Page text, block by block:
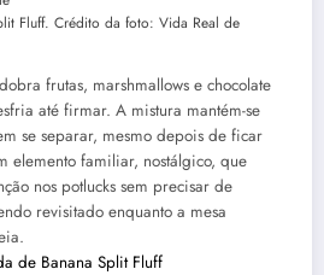
Fluff. Crédito da foto: Vida Real de
frutas, marshmallows e chocolate
até firmar. A mistura mantém-se
se separar, mesmo depois de ficar
elemento familiar, nostálgico, que
nos potlucks sem precisar de
revisitado enquanto a mesa
de Banana Split Fluff